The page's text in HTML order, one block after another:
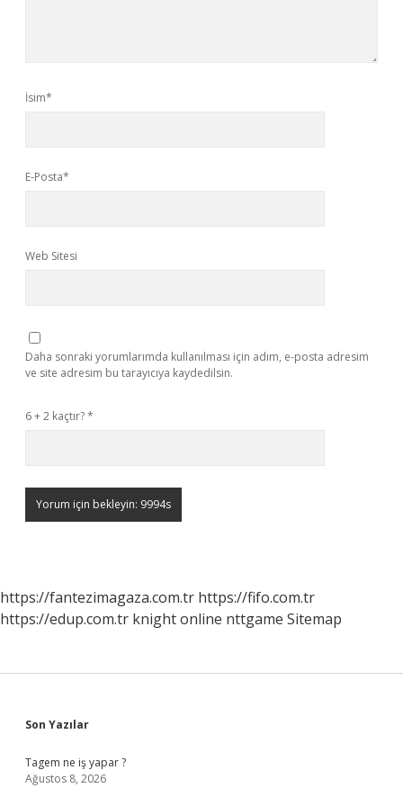
İsim*
E-Posta*
Web Sitesi
Daha sonraki yorumlarımda kullanılması için adım, e-posta adresim
ve site adresim bu tarayıcıya kaydedilsin.
6 + 2 kaçtır?*
https://fantezimagaza.com.tr https://fifo.com.tr
https://edup.com.tr knight online nttgame Sitemap
Sidebar
Son Yazılar
Tagem ne iş yapar ?
Ağustos 8, 2026